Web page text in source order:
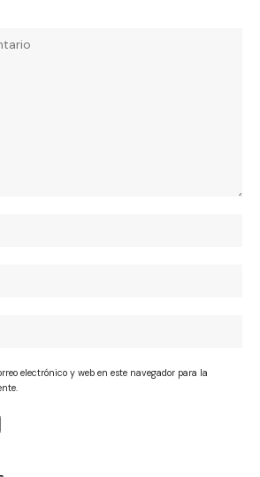
electrónico y web en este navegador para la